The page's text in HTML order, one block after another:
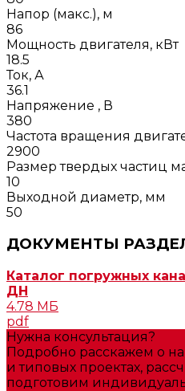
Напор (макс.), м
86
Мощность двигателя, кВт
18.5
Ток, А
36.1
Напряжение , В
380
Частота вращения
2900
Размер твердых частиц
10
Выходной диаметр, мм
50
ДОКУМЕНТЫ
Каталог погружных
ДН
4.78 МБ
pdf
Нужна консультация?
Подробно расскажем о
и типовых проектах,
подготовим